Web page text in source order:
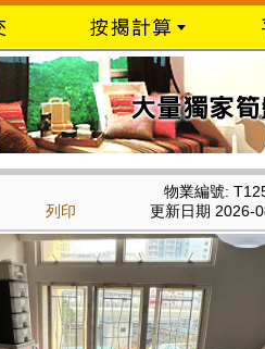
列印
物業編號:
更新日期 2026-